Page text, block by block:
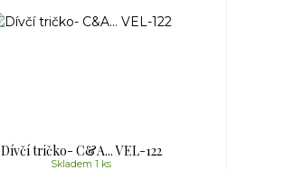
Dívčí tričko- C&A... VEL-122
Skladem 1 ks